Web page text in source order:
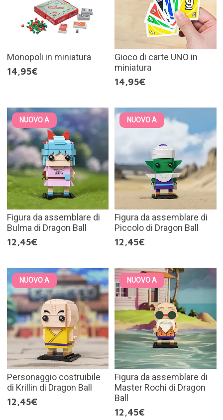
Monopoli in miniatura
14,95€
Gioco di carte UNO in
miniatura
14,95€
NUOVO A
Figura da assemblare di
Bulma di Dragon Ball
12,45€
NUOVO A
Figura da assemblare di
Piccolo di Dragon Ball
12,45€
NUOVO A
Personaggio costruibile
di Krillin di Dragon Ball
12,45€
NUOVO A
Figura da assemblare di
Master Rochi di Dragon
Ball
12,45€